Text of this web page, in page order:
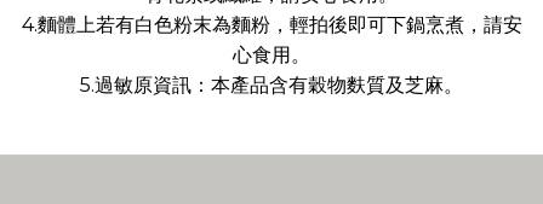
4.麵體上若有白色粉末為麵粉，輕拍後即可下鍋烹煮，請安
心食用。
5.過敏原資訊：本產品含有穀物麩質及芝麻。